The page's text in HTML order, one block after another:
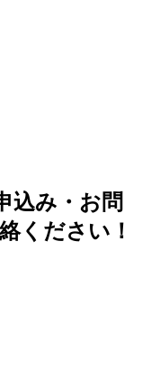
込み・お問
ください！